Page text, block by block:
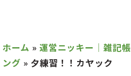
ホーム » 運営ニッキー｜雑記帳
ング » 夕練習！！カヤック